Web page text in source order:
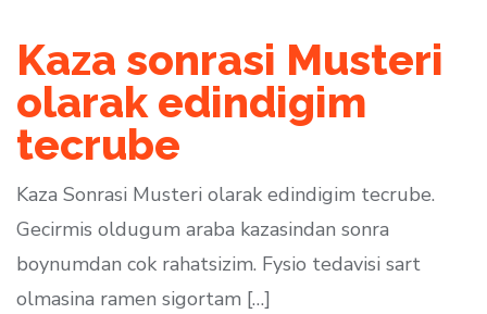
Kaza sonrasi Musteri
olarak edindigim
tecrube
Kaza Sonrasi Musteri olarak edindigim tecrube.
Gecirmis oldugum araba kazasindan sonra
boynumdan cok rahatsizim. Fysio tedavisi sart
olmasina ramen sigortam […]